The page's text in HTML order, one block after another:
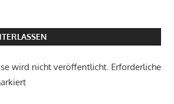
wird nicht veröffentlicht. Erforderliche